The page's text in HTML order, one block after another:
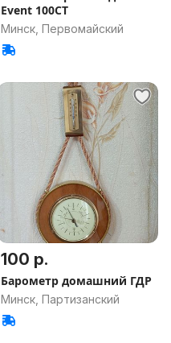
Event 100CT
Минск, Первомайский
100 р.
Барометр домашний ГДР
Минск, Партизанский